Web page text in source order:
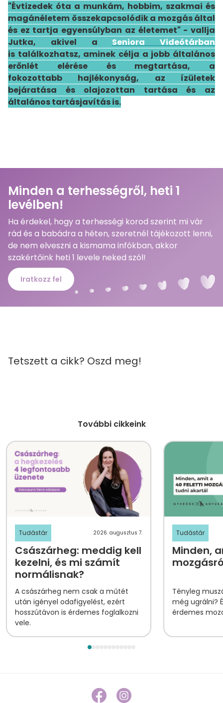
"Évtizedek óta a munkám, hobbim, szakmai és
magánéletem összekapcsolódik a mozgás által
és ez tartja egyensúlyban az életemet" - vallja
Jutka, akivel a Seniora Videótárban
is találkozhatsz, aminek célja a jobb általános
erőnlét elérése és megtartása, a
fokozottabb hajlékonyság, az ízületek
bejáratása és olajozottan tartása és az
általános tartásjavítás is.
Minden a terhességről, heti 1
levélben!
Ha érdekel, hogy a terhességi korod szerint mi vár
rád és a babádra a héten, szeretnél tájékozott lenni,
de nem elveszni a kismama infókban, akkor
szakértőink heti 1 levele neked szól!
Iratkozz fel
Tetszett a cikk? Oszd meg!
További cikkeink
Tudástár 2026. augusztus 7.
Császárheg: meddig kell
kezelni, és mi számít
normálisnak?
A császárheg nem csak a műtét
után igényel odafigyelést, ezért
hosszútávon is érdemes foglalkozni
vele.
Tudástár
Minden,
Tényleg
még ugrálni?
érdemes